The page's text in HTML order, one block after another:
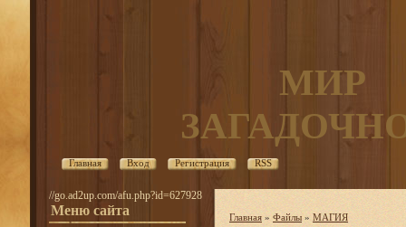
МИР
Главная Вход Регистрация RSS
//go.ad2up.com/afu.php?id=627928
Меню сайта Главная » Файлы » МАГИЯ